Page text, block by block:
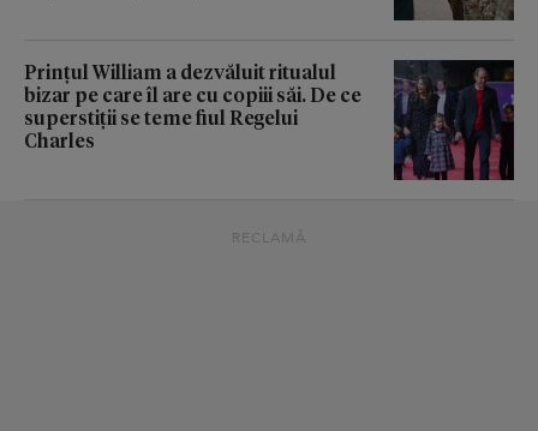
Prințul William a dezvăluit ritualul
bizar pe care îl are cu copiii săi. De ce
superstiții se teme fiul Regelui
Charles
RECLAMĂ